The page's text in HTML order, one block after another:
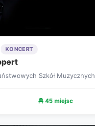
KONCERT
Szkół Muzycznych
45 miejsc